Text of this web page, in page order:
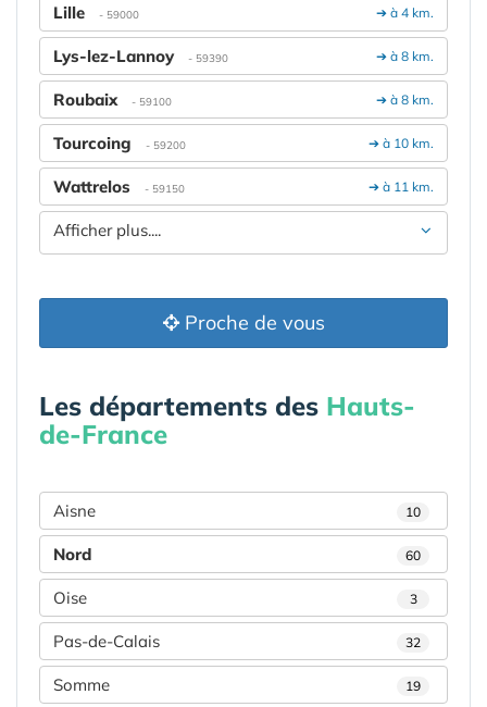
➔ à 4 km.
Lille - 59000
➔ à 8 km.
Lys-lez-Lannoy - 59390
➔ à 8 km.
Roubaix - 59100
➔ à 10 km.
Tourcoing - 59200
➔ à 11 km.
Wattrelos - 59150
Afficher plus....
Proche de vous
Les départements des Hauts-
de-France
Aisne 10
Nord 60
Oise 3
Pas-de-Calais 32
Somme 19